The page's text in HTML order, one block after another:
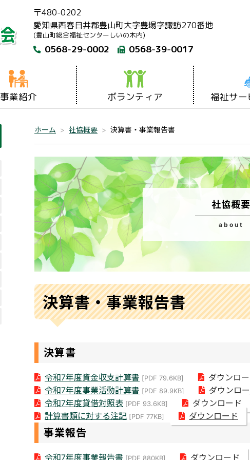
〒480-0202
愛知県西春日井郡豊山町大字豊場字諏訪270番地
(豊山町総合福祉センターしいの木内)
0568-29-0002 0568-39-0017
事業紹介 ボランティア 福祉サ
ホーム 社協概要 決算書・事業報告書
社協概要
about
決算書・事業報告書
決算書
令和7年度資金収支計算書 [PDF 79.6KB]
ダウンロ
令和7年度事業活動計算書 [PDF 89.9KB]
ダウンロ
令和7年度貸借対照表 [PDF 93.6KB]
ダウンロード
計算書類に対する注記 [PDF 77KB] ダウンロード
事業報告
令和7年度事業報告書 [PDF 880KB] ダウンロード